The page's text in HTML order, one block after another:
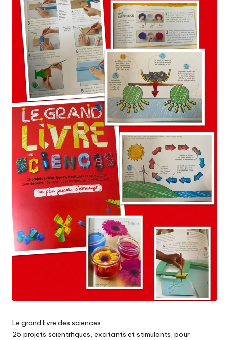
ir
Le grand livre des sciences
25 projets scientifiques, excitants et stimulants, pour